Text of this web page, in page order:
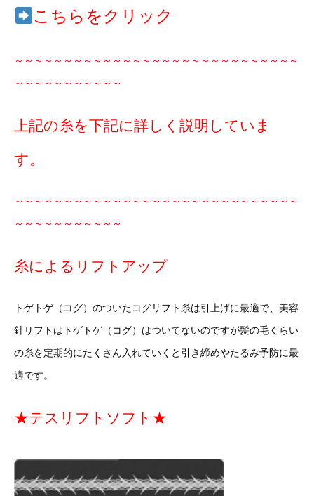
こちらをクリック
～～～～～～～～～～～～～～～～～～～～～～～～～～～～～
～～～～～～～～～～～
上記の糸を下記に詳しく説明していま
す。
～～～～～～～～～～～～～～～～～～～～～～～～～～～～～
～～～～～～～～～～～
糸によるリフトアップ
トゲトゲ（コグ）のついたコグリフト糸は引上げに最適で、美容
針リフトはトゲトゲ（コグ）はついてないのですが髪の毛くらい
の糸を定期的にたくさん入れていくと引き締めやたるみ予防に最
適です。
★テスリフトソフト★